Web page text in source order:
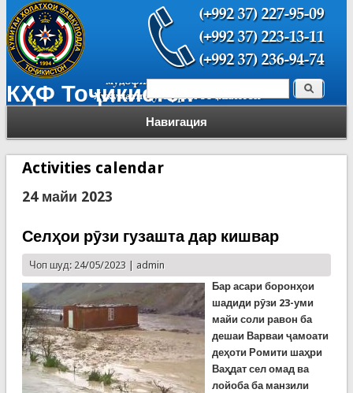
КҲФ Тоҷикистон
Навигация
Форма поиска Поиск
Activities calendar
24 майи 2023
Селҳои рӯзи гузашта дар кишвар
Чоп шуд: 24/05/2023 | admin
Бар асари боронҳои
шадиди рӯзи 23-уми
майи соли равон ба
дешаи Варваи ҷамоати
деҳоти Ромити шаҳри
Ваҳдат сел омад ва
лойоба ба манзили